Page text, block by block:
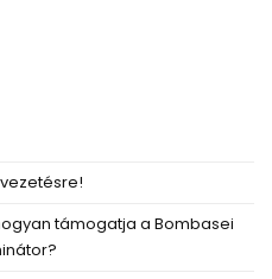
támogatja a Bombasei